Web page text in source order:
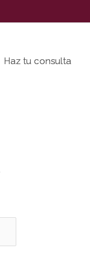
Haz tu consulta
Haz tu consulta